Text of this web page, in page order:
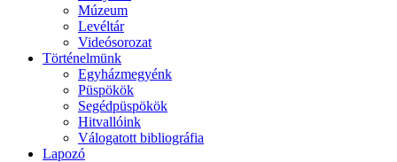
Múzeum
Levéltár
Videósorozat
Történelmünk
Egyházmegyénk
Püspökök
Segédpüspökök
Hitvallóink
Válogatott bibliográfia
Lapozó